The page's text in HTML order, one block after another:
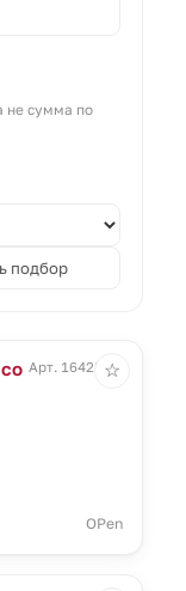
не сумма по
подбор
Арт. 16428.60
OPen
☆